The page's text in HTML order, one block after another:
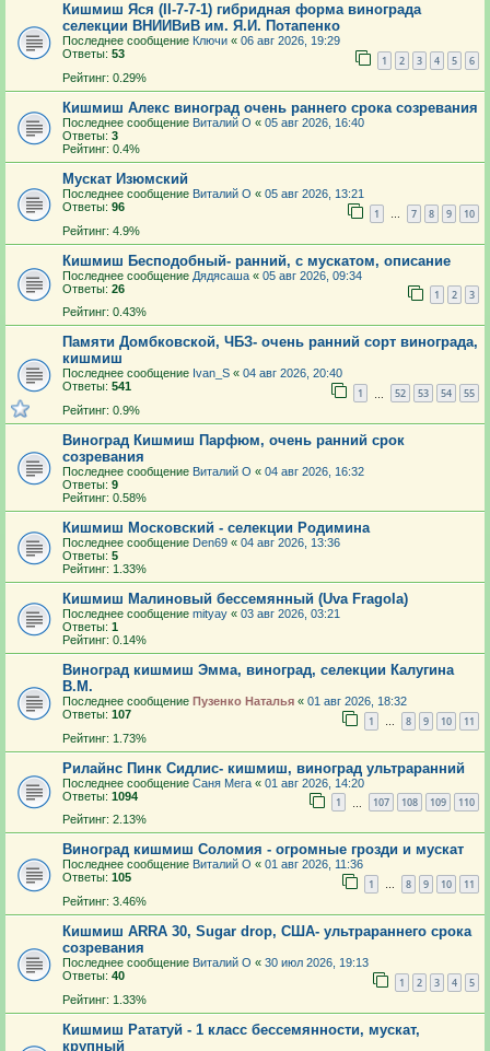
Кишмиш Яся (II-7-7-1) гибридная форма винограда
селекции ВНИИВиВ им. Я.И. Потапенко
Последнее сообщение Ключи « 06 авг 2026, 19:29
Ответы: 53 1 2 3 4 5 6
Рейтинг: 0.29%
Кишмиш Алекс виноград очень раннего срока созревания
Последнее сообщение Виталий О « 05 авг 2026, 16:40
Ответы: 3
Рейтинг: 0.4%
Мускат Изюмский
Последнее сообщение Виталий О « 05 авг 2026, 13:21
Ответы: 96 1 … 7 8 9 10
Рейтинг: 4.9%
Кишмиш Бесподобный- ранний, с мускатом, описание
Последнее сообщение Дядясаша « 05 авг 2026, 09:34
Ответы: 26 1 2 3
Рейтинг: 0.43%
Памяти Домбковской, ЧБЗ- очень ранний сорт винограда,
кишмиш
Последнее сообщение Ivan_S « 04 авг 2026, 20:40
Ответы: 541 1 52 53 54 55
Рейтинг: 0.9%
Виноград Кишмиш Парфюм, очень ранний срок
созревания
Последнее сообщение Виталий О « 04 авг 2026, 16:32
Ответы: 9
Рейтинг: 0.58%
Кишмиш Московский - селекции Родимина
Последнее сообщение Den69 « 04 авг 2026, 13:36
Ответы: 5
Рейтинг: 1.33%
Кишмиш Малиновый бессемянный (Uva Fragola)
Последнее сообщение mityay « 03 авг 2026, 03:21
Ответы: 1
Рейтинг: 0.14%
Виноград кишмиш Эмма, виноград, селекции Калугина
В.М.
Последнее сообщение Пузенко Наталья « 01 авг 2026, 18:32
Ответы: 107 1 … 8 9 10 11
Рейтинг: 1.73%
Рилайнс Пинк Сидлис- кишмиш, виноград ультраранний
Последнее сообщение Саня Мега « 01 авг 2026, 14:20
Ответы: 1094 1 107 108 109 110
Рейтинг: 2.13%
Виноград кишмиш Соломия - огромные грозди и мускат
Последнее сообщение Виталий О « 01 авг 2026, 11:36
Ответы: 105 1 … 8 9 10 11
Рейтинг: 3.46%
Кишмиш ARRA 30, Sugar drop, США- ультрараннего срока
созревания
Последнее сообщение Виталий О « 30 июл 2026, 19:13
Ответы: 40 1 2 3 4 5
Рейтинг: 1.33%
Кишмиш Рататуй - 1 класс бессемянности, мускат,
крупный